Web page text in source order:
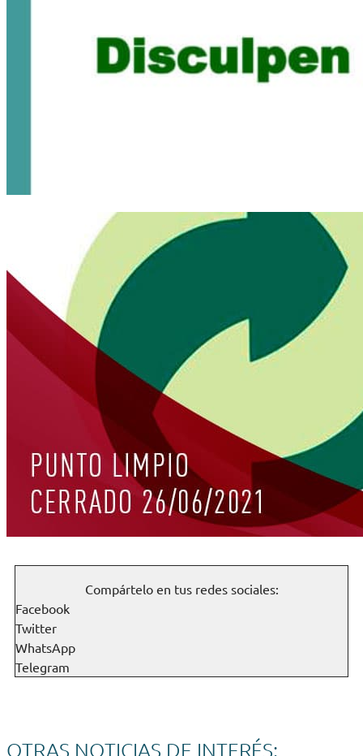
Compártelo en tus redes sociales:
Facebook
Twitter
WhatsApp
Telegram
OTRAS NOTICIAS DE INTERÉS: